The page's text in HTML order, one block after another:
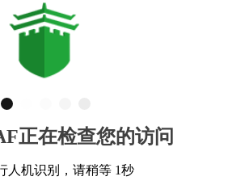
正在检查您的访问
人机识别，请稍等 1秒